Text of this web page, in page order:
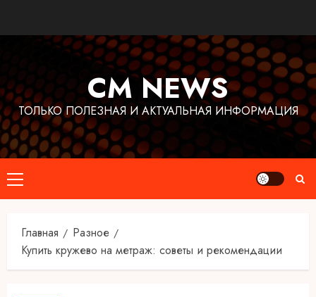
содержимому
CM NEWS
ТОЛЬКО ПОЛЕЗНАЯ И АКТУАЛЬНАЯ ИНФОРМАЦИЯ
Основное
меню
Главная
Разное
Купить кружево на метраж: советы и рекомендации